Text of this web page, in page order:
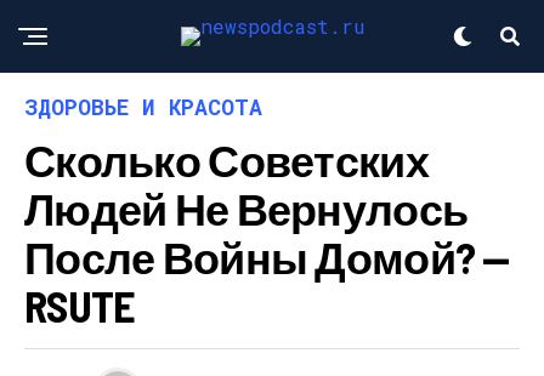
ЗДОРОВЬЕ И КРАСОТА
Сколько Советских
Людей Не Вернулось
После Войны Домой? —
RSUTE